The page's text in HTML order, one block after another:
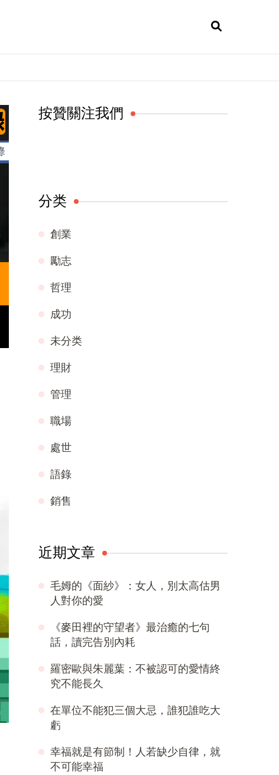
按贊關注我們
分类
創業
勵志
哲理
成功
未分类
理財
管理
職場
處世
語錄
銷售
近期文章
毛姆的《面紗》：女人，別太高估男
人對你的愛
《麥田裡的守望者》最治癒的七句
話，讀完告別內耗
羅密歐與朱麗葉：不被認可的愛情終
究不能長久
在單位不能犯三個大忌，誰犯誰吃大
虧
幸福就是有節制！人若缺少自律，就
不可能幸福